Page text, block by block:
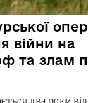
війни на
та злам